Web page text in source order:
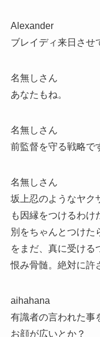
Alexander
ブレイディ来日させ
名無しさん
あなたもね。
名無しさん
前監督を守る戦略で
名無しさん
坂上忍のようなヤク
も因縁をつけるわけ
別をちゃんとつけた
をまだ、真に受ける
恨み骨髄。絶対に許
aihahana
有識者の言われた事
お顔が広いとか？